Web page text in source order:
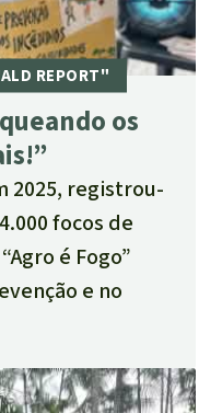
os
2025, registrou-
focos de
é Fogo”
e no